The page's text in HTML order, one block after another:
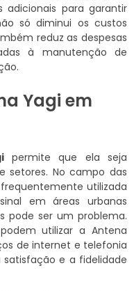
adicionais para garantir
só diminui os custos
reduz as despesas
à manutenção de
Yagi em
permite que ela seja
setores. No campo das
utilizada
em áreas urbanas
pode ser um problema.
utilizar a Antena
de internet e telefonia
e a fidelidade